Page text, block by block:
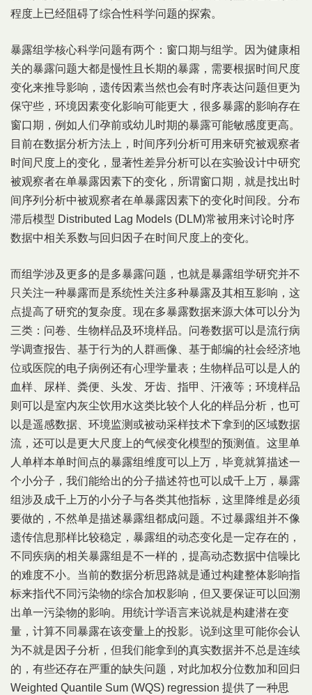
程度上已经阻碍了综合性科学问题的探索。
暴露组学核心科学问题有两个：窗口期与组学。因为健康相
关的暴露问题大都是慢性且长期的暴露，需要根据时间尺度
变化来推导影响，遗传因素当然也会有时序表达问题但更为
保守些，环境因素变化影响可能更大，很多暴露的影响存在
窗口期，例如人们孕前或幼儿时期的暴露可能敏感度更高。
目前在数据分析方法上，时间序列分析可用来研究被观察者
时间尺度上的变化，显著性差异分析可以在实验设计中研究
被观察者在单暴露因素下的变化，所谓窗口期，就是找出时
间序列分析中被观察者在单暴露因素下的变化时间段。分布
滞后模型 Distributed Lag Models (DLM)常被用来讨论时序
数据中相关系数与回归因子在时间尺度上的变化。
而组学涉及更多的是多暴露问题，也就是暴露组学研究并不
只关注一种暴露而是系统性关注多种暴露及其相互影响，这
点提高了研究的复杂度。现在多暴露数据来源大体可以分为
三类：问卷、生物样品及环境样品。问卷数据可以是流行病
学调查报告、基于行为的人群画像、基于邮编的社会经济地
位或医院的电子病例还有心理学量表；生物样品可以是人的
血样、尿样、粪便、头发、牙齿、指甲、汗液等；环境样品
则可以是室内灰尘饮用水这类比较个人化的样品分析，也可
以是遥感数据、环境监测或被动采样技术下拿到的区域数据
流，还可以是更大尺度上的气候变化模型的预测值。这里单
人单样本单时间点的暴露组维度可以上万，毕竟就算描述一
个小分子，我们能给出的分子描述符也可以成千上万，暴露
组涉及成千上万的小分子与各类其他指标，这里降维是必须
要做的，不然单是描述暴露组都成问题。不过暴露组并不像
遗传信息那样比较稳定，暴露组的动态变化是一定存在的，
不同疾病的相关暴露组是不一样的，提高动态数据中信噪比
的难度不小。当前的数据分析思路就是通过构建整体影响指
标来指代不同污染物的综合加权影响，但又要保证可以回溯
出单一污染物的影响。用统计学语言来说就是构建潜在变
量，计算不同暴露在该变量上的投影。说到这里可能你会认
为不就是因子分析，但我们能拿到的真实数据并不总是连续
的，有些还存在严重的缺失问题，对此加权分位数加和回归
Weighted Quantile Sum (WQS) regression 提供了一种思